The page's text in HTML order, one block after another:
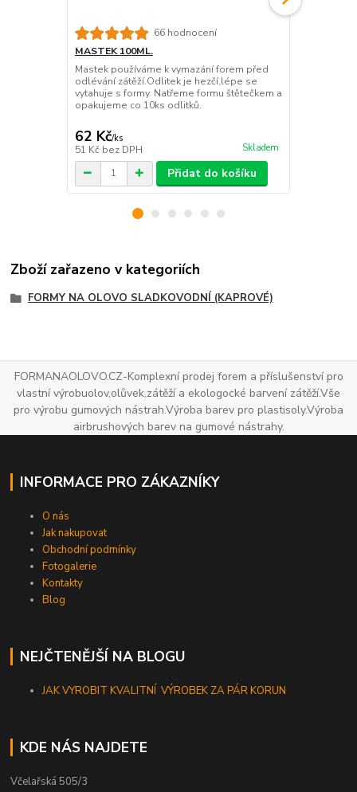
66 hodnocení
MASTEK 100ML.
Mastek používáme k vymazání forem před
odlévání zátěží.Odlitek je hezčí,lépe se
vytahuje s formy. Natřeme formu štětečkem a
opakujeme co 10ks odlitků.
62 Kč/ks
51 Kč bez DPH Skladem
Přidat do košíku
Zboží zařazeno v kategoriích
FORMY NA OLOVO SLADKOVODNÍ (KAPROVÉ)
FORMANAOLOVO.CZ-Komplexní prodej forem a příslušenství pro
vlastní výrobuolov,olůvek,zátěží a ekologocké barvení zátěží.Vše
pro výrobu gumových nástrah.Výroba barev pro plastisoly.Výroba
airbrushových barev na gumové nástrahy.
INFORMACE PRO ZÁKAZNÍKY
O nás
Jak nakupovat
Obchodní podmínky
Fotogalerie
Kontakty
Blog
NEJČTENĚJŠÍ NA BLOGU
JAK VYROBIT KVALITNÍ VÝROBEK ZA PÁR KORUN
KDE NÁS NAJDETE
Včelařská 505/3